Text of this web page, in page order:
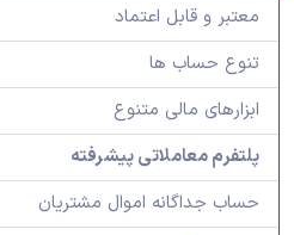
معتبر و قابل اعتماد
تنوع حساب ها
ابزارهای مالی متنوع
پلتفرم معاملاتی پیشرفته
حساب جداگانه اموال مشتریان